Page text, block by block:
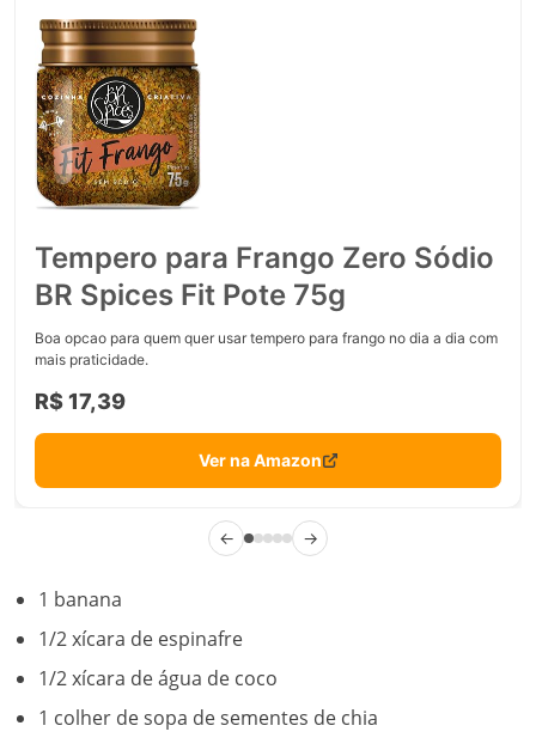
Tempero para Frango Zero Sódio
BR Spices Fit Pote 75g
Boa opcao para quem quer usar tempero para frango no dia a dia com
mais praticidade.
R$ 17,39
Ver na Amazon
← →
1 banana
1/2 xícara de espinafre
1/2 xícara de água de coco
1 colher de sopa de sementes de chia